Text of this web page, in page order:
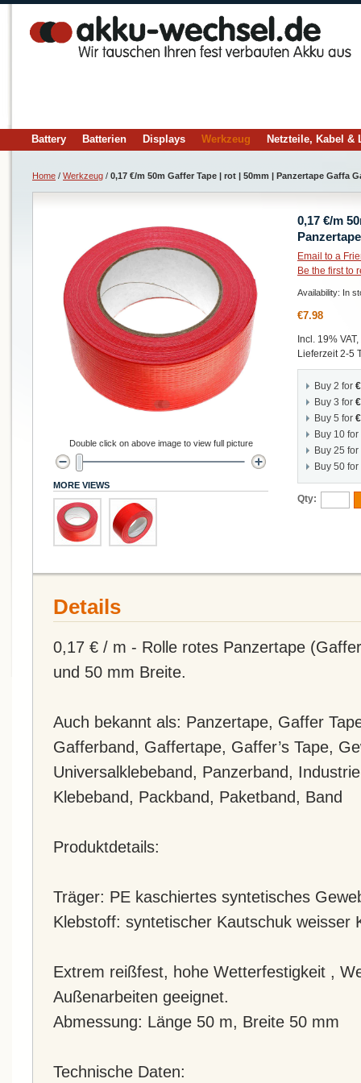
Battery Batterien Displays Werkzeug Netzteile, Kabel &
Home / Werkzeug / 0,17 €/m 50m Gaffer Tape | rot | 50mm | Panzertape Gaffa
0,17 €/m
Email to a
Be the first to
Availability: In
€7.98
Incl. 19%
Lieferzeit 2-5
Buy 2 for
Buy 3 for
Buy 5 for
Buy 10 for
Buy 25 for
Buy 50 for
Qty:
Double click on above image to view full picture
MORE VIEWS
Details
0,17 € / m - Rolle rotes Panzertape
und 50 mm Breite.
Auch bekannt als: Panzertape, Gaffer
Gafferband, Gaffertape, Gaffer’s Tape,
Universalklebeband, Panzerband,
Klebeband, Packband, Paketband, Band
Produktdetails:
Träger: PE kaschiertes syntetisches
Klebstoff: syntetischer Kautschuk weisser
Extrem reißfest, hohe Wetterfestigkeit ,
Außenarbeiten geeignet.
Abmessung: Länge 50 m, Breite 50 mm
Technische Daten: